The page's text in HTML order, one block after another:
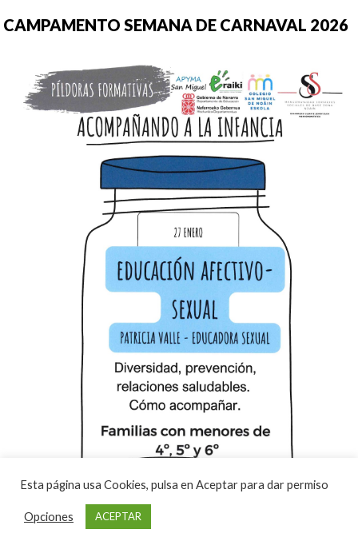
CAMPAMENTO SEMANA DE CARNAVAL 2026
Esta página usa Cookies, pulsa en Aceptar para dar permiso
Opciones ACEPTAR